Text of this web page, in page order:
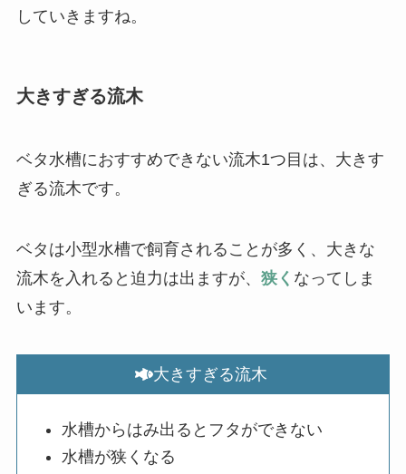
していきますね。
大きすぎる流木
ベタ水槽におすすめできない流木1つ目は、大きす
ぎる流木です。
ベタは小型水槽で飼育されることが多く、大きな
流木を入れると迫力は出ますが、 狭く なってしま
います。
大きすぎる流木
水槽からはみ出るとフタができない
水槽が狭くなる